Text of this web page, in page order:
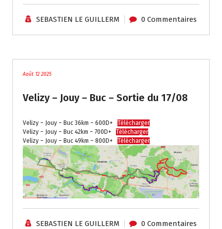
SEBASTIEN LE GUILLERM 0 Commentaires
Août 12 2025
Velizy – Jouy – Buc – Sortie du 17/08
Velizy – Jouy – Buc 36km – 600D+
Télécharger
Velizy – Jouy – Buc 42km – 700D+
Télécharger
Velizy – Jouy – Buc 49km – 800D+
Télécharger
SEBASTIEN LE GUILLERM 0 Commentaires